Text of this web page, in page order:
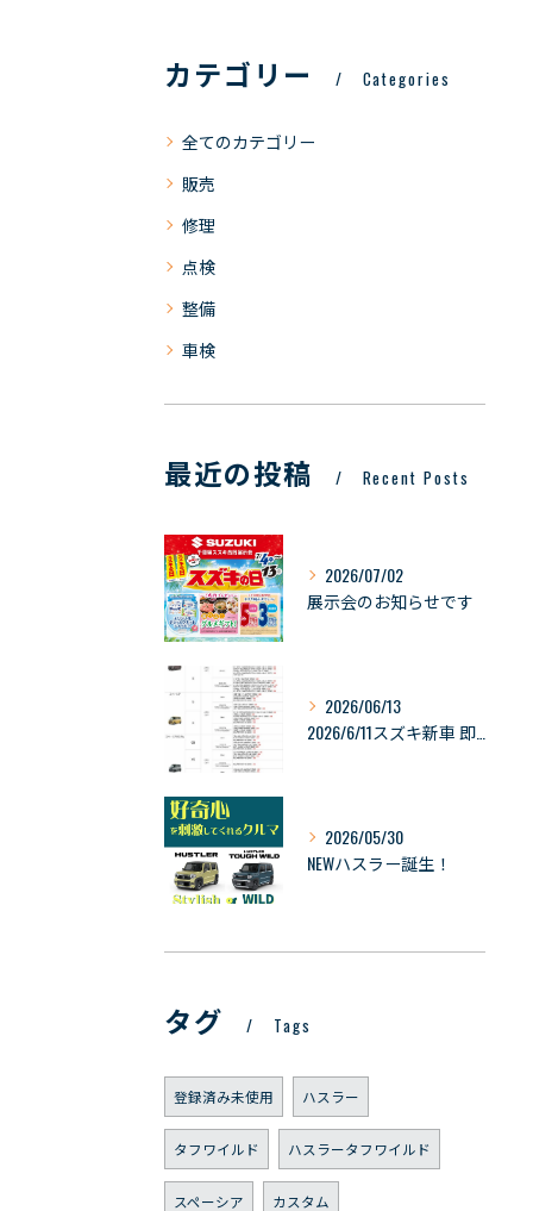
カテゴリー Categories
全てのカテゴリー
販売
修理
点検
整備
車検
最近の投稿 Recent Posts
2026/07/02
展示会のお知らせです
2026/06/13
2026/05/30
NEWハスラー誕生！
タグ Tags
登録済み未使用 ハスラー
タフワイルド ハスラータフワイルド
スペーシア カスタム